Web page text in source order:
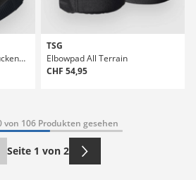
Joint VPD System Elbow Rückenprotektor
TSG
Elbowpad All Terrain
CHF 54,95
von 106 Produkten gesehen
Seite 1 von 2